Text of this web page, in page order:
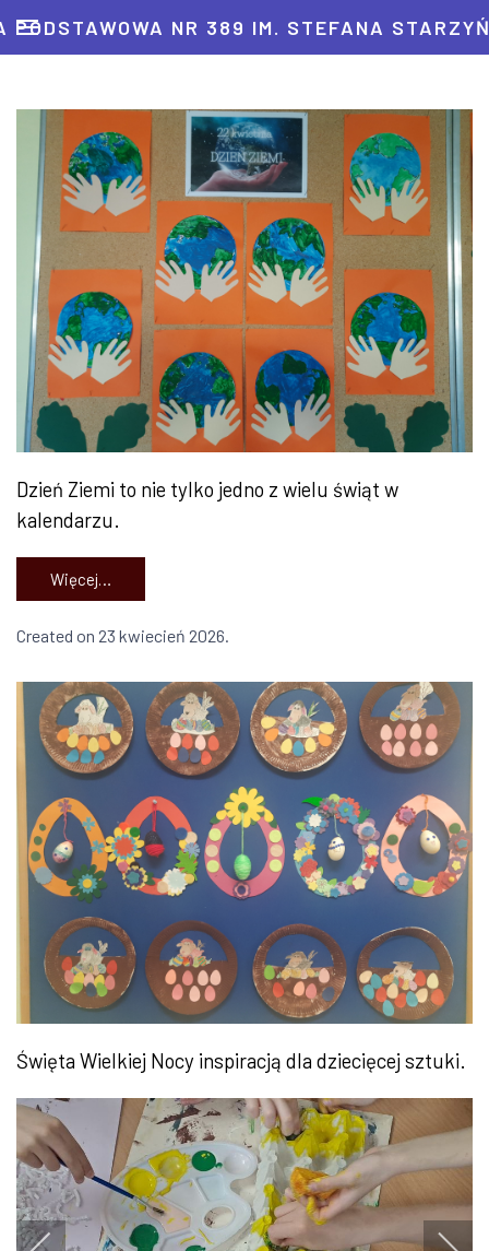
PODSTAWOWA NR 389 IM. STEFANA
Dzień Ziemi to nie tylko jedno z wielu świąt w
kalendarzu.
Więcej…
Created on 23 kwiecień 2026.
Święta Wielkiej Nocy inspiracją dla dziecięcej sztuki.